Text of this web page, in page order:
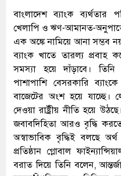
বাংলাদেশ ব্যাংক ব্যর্থতার
খেলাপি ও ঋণ-আমানত-
এক অঙ্কে নামিয়ে আনা সম্ভব
ব্যাংক খাতে তারল্য প্রবাহ
সমস্যা হয়ে দাঁড়াবে। তিনি
পাশাপাশি বেসরকারি
বাজেটের অংশ হয়ে যাচ্ছে।
দেওয়া রাষ্ট্রীয় নীতি হয়ে
জবাবদিহিতা আরও বৃদ্ধি
অস্বাভাবিক বৃদ্ধিই বলছে
প্রতিষ্ঠান গ্লোবাল
বরাত দিয়ে তিনি বলেন,